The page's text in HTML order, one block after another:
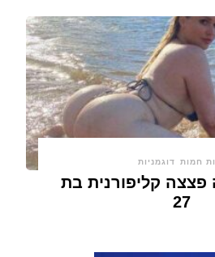
חמות דוגמניות
פצצה קליפורנית בת
27